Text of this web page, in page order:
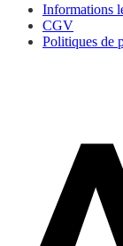
Informations
CGV
Politiques de